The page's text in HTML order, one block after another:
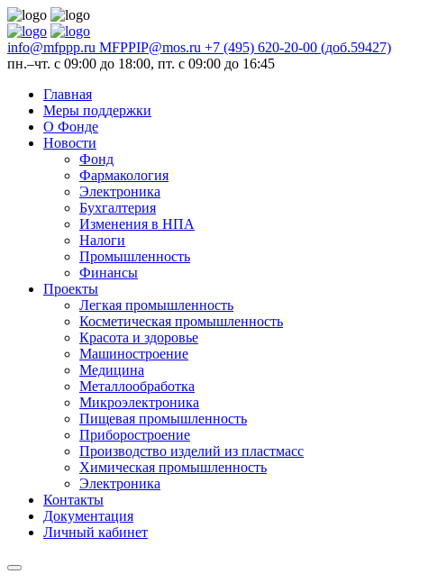
info@mfppp.ru MFPPIP@mos.ru +7 (495) 620-20-00 (доб.59427)
пн.–чт. с 09:00 до 18:00, пт. с 09:00 до 16:45
Главная
Меры поддержки
О Фонде
Новости
Фонд
Фармакология
Электроника
Бухгалтерия
Изменения в НПА
Налоги
Промышленность
Финансы
Проекты
Легкая промышленность
Косметическая промышленность
Красота и здоровье
Машиностроение
Медицина
Металлообработка
Микроэлектроника
Пищевая промышленность
Приборостроение
Производство изделий из пластмасс
Химическая промышленность
Электроника
Контакты
Документация
Личный кабинет